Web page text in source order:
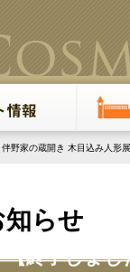
野家の蔵開き 木目込み人形
知らせ
【終了しま